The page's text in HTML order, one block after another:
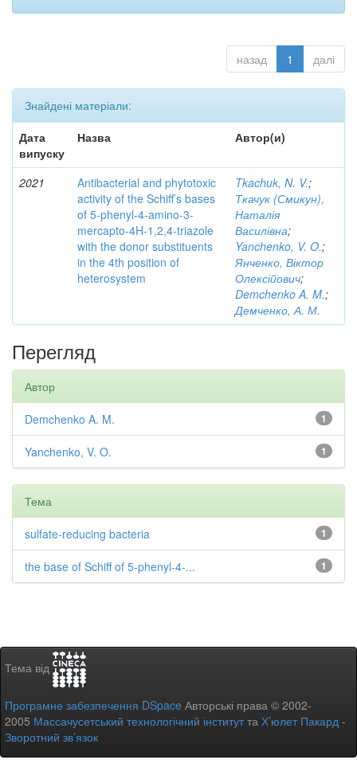
назад 1 далі
Знайдені матеріали:
Дата
випуску
Назва Автор(и)
2021
Antibacterial and phytotoxic
activity of the Schiff’s bases
of 5-phenyl-4-amino-3-
mercapto-4H-1,2,4-triazole
with the donor substituents
in the 4th position of
heterosystem
Tkachuk, N. V.;
Ткачук (Смикун),
Наталія
Василівна;
Yanchenko, V. O.;
Янченко, Віктор
Олексійович;
Demchenko A. M.;
Демченко, А. М.
Перегляд
Автор
1
Demchenko A. M.
1
Yanchenko, V. O.
Тема
1
sulfate-reducing bacteria
1
the base of Schiff of 5-phenyl-4-...
Тема від
Програмне забезпечення DSpace Авторські права © 2002-
2005 Массачусетський технологічний інститутта Х’юлет Пакард -
Зворотний зв’язок